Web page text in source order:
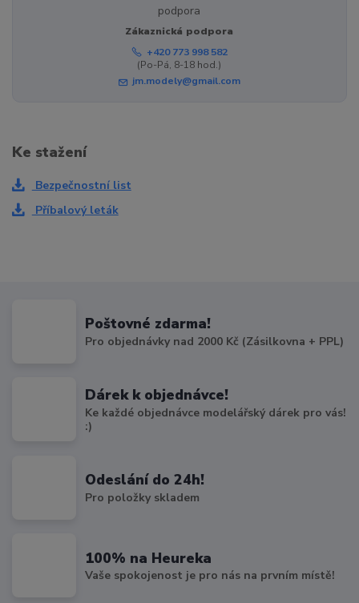
Zákaznická podpora
+420 773 998 582
(Po-Pá, 8-18 hod.)
jm.modely@gmail.com
Ke stažení
Bezpečnostní list
Příbalový leták
Poštovné zdarma!
Pro objednávky nad 2000 Kč (Zásilkovna + PPL)
Dárek k objednávce!
Ke každé objednávce modelářský dárek pro vás!
:)
Odeslání do 24h!
Pro položky skladem
100% na Heureka
Vaše spokojenost je pro nás na prvním místě!